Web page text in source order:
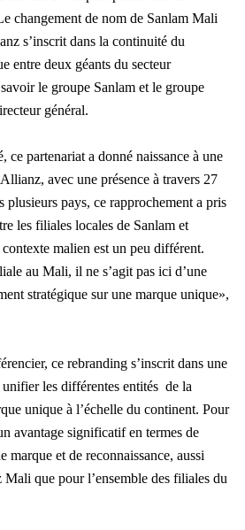
changement de nom de Sanlam Mali
s’inscrit dans la continuité du
entre deux géants du secteur
le groupe Sanlam et le groupe
général.
partenariat a donné naissance à une
avec une présence à travers 27
plusieurs pays, ce rapprochement a pris
les filiales locales de Sanlam et
malien est un peu différent.
au Mali, il ne s’agit pas ici d’une
stratégique sur une marque unique»,
ce rebranding s’inscrit dans une
les différentes entités de la
unique à l’échelle du continent. Pour
avantage significatif en termes de
marque et de reconnaissance, aussi
que pour l’ensemble des filiales du